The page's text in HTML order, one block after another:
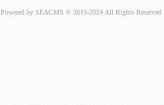
Powered by SEACMS © 2015-2024 All Rights Reserved